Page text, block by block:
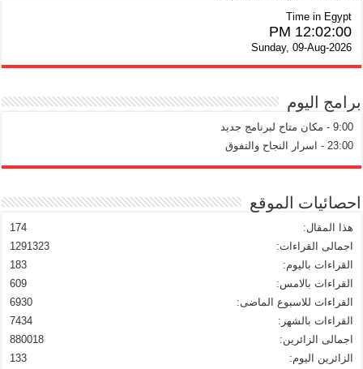
Time in Egypt
12:02:00 PM
Sunday, 09-Aug-2026
برامج اليوم
9:00 - مكان متاح لبرنامج جديد
23:00 - اسرار النجاح والتفوق
احصائيات الموقع
174
هذا المقال:
1291323
اجمالى القراءات:
183
القراءات باليوم:
609
القراءات بالامس:
6930
القراءات للاسبوع الماضى:
7434
القراءات بالشهر:
880018
اجمالى الزائرين:
133
الزائرين اليوم: